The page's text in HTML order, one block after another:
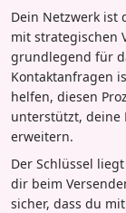
Dein Netzwerk ist
mit strategischen
grundlegend für
Kontaktanfragen
helfen, diesen
unterstützt, deine
erweitern.
Der Schlüssel
dir beim
sicher, dass du